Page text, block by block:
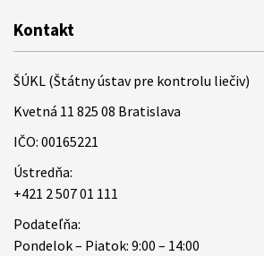
Kontakt
ŠÚKL (Štátny ústav pre kontrolu liečiv)
Kvetná 11 825 08 Bratislava
IČO: 00165221
Ústredňa:
+421 2 507 01 111
Podateľňa:
Pondelok – Piatok: 9:00 – 14:00